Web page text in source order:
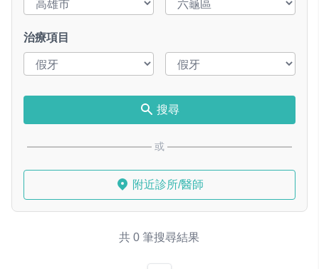
治療項目
搜尋
或
附近診所/醫師
共 0 筆搜尋結果